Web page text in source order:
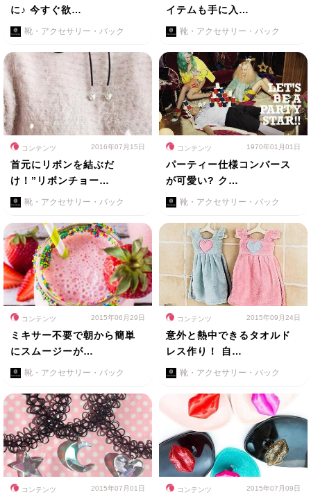
に♪ 今すぐ欲…
靴・アクセサリー・バック
イテムも手に入…
靴・アクセサリー・バック
コンテンツ 2016年07月15日
首元にリボンを結ぶだ
け！”リボンチョー…
靴・アクセサリー・バック
コンテンツ 1970年01月01日
パーティー仕様コンバース
が可愛い? ク…
靴・アクセサリー・バック
コンテンツ 2015年06月29日
ミキサー不要で朝から簡単
にスムージーが…
靴・アクセサリー・バック
コンテンツ 2015年09月24日
意外と熱中できるタオルド
レス作り！ 自…
靴・アクセサリー・バック
コンテンツ 2015年07月01日 コンテンツ 2015年07月09日